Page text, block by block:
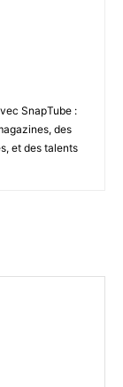
SnapTube :
des
et des talents